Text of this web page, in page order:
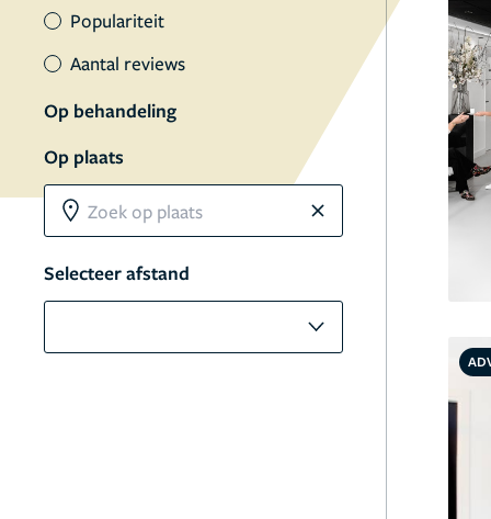
Populariteit
Aantal reviews
Op behandeling
Op plaats
Selecteer afstand